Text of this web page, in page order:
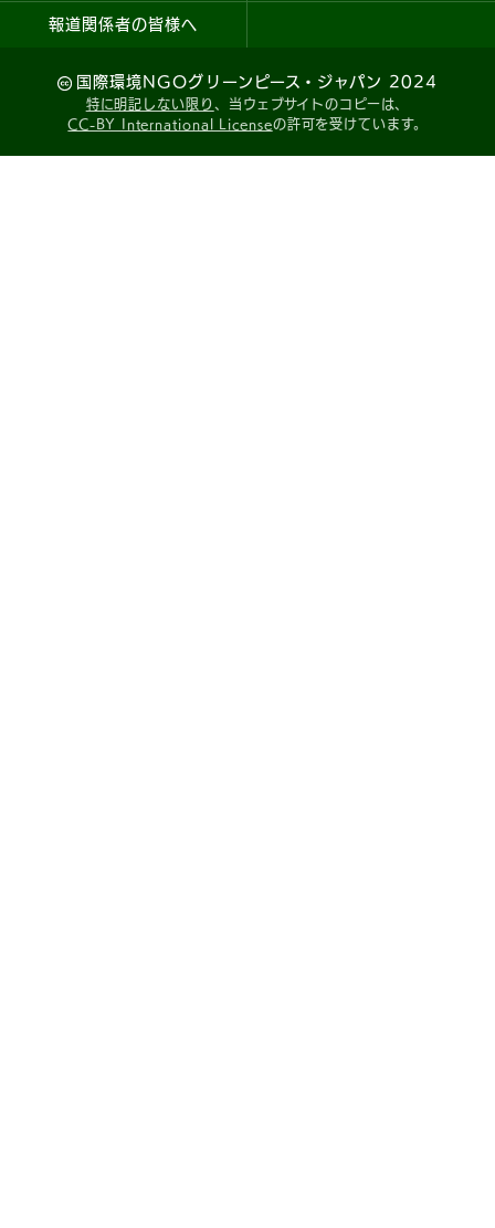
報道関係者の皆様へ
国際環境NGOグリーンピース・ジャパン 2024
特に明記しない限り 、当ウェブサイトのコピーは、
CC-BY International Licenseの許可を受けています。